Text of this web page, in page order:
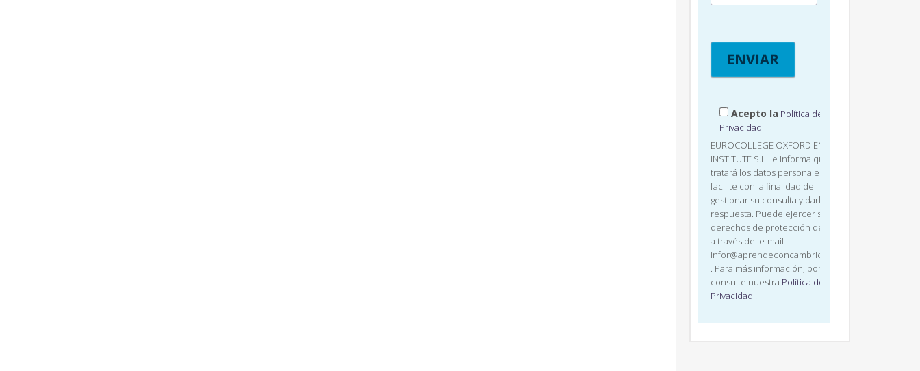
Acepto la Política de
Privacidad
EUROCOLLEGE OXFORD ENGLISH
INSTITUTE S.L. le informa que
tratará los datos personales que
facilite con la finalidad de
gestionar su consulta y darle
respuesta. Puede ejercer sus
derechos de protección de datos
a través del e-mail
infor@aprendeconcambridge.com
. Para más información, por favor,
consulte nuestra Política de
Privacidad .